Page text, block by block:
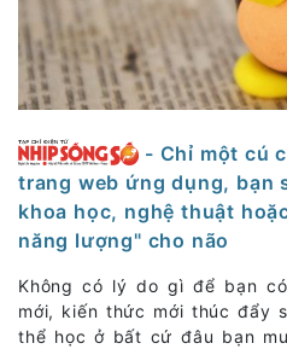
- Chỉ một cú
trang web ứng dụng, bạn
khoa học, nghệ thuật
năng lượng" cho não
Không có lý do gì để bạn
mới, kiến thức mới thúc đẩy
thể học ở bất cứ đâu bạn